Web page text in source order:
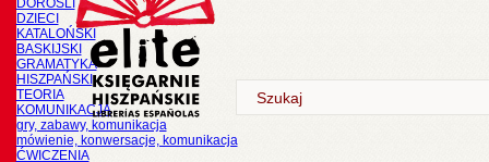
DOROŚLI
DZIECI
KATALOŃSKI
BASKIJSKI
GRAMATYKA
HISZPAŃSKI
TEORIA
KOMUNIKACJA
gry, zabawy, komunikacja
mówienie, konwersacje, komunikacja
ĆWICZENIA